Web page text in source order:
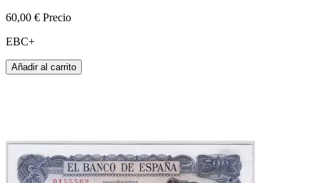
60,00 € Precio
EBC+
Añadir al carrito